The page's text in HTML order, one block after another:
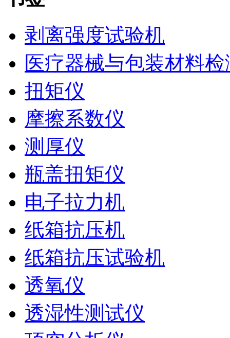
剥离强度试验机
医疗器械与包装材料检
扭矩仪
摩擦系数仪
测厚仪
瓶盖扭矩仪
电子拉力机
纸箱抗压机
纸箱抗压试验机
透氧仪
透湿性测试仪